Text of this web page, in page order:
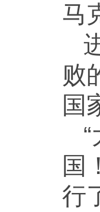
马
败
国
国
行